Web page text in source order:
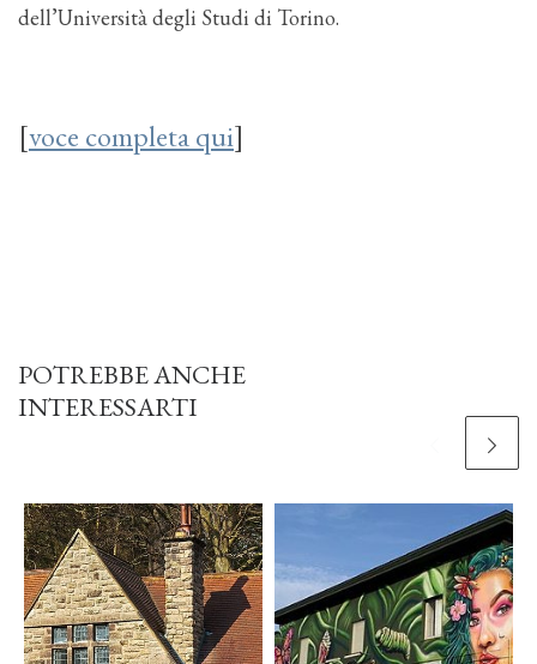
dell’Università degli Studi di Torino.
[voce completa qui]
POTREBBE ANCHE
INTERESSARTI